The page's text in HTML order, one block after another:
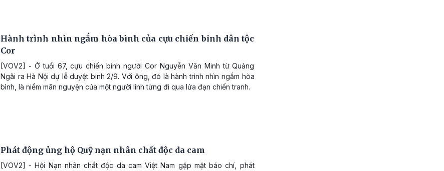
Hành trình nhìn ngắm hòa bình của cựu chiến binh dân tộc
Cor
[VOV2] - Ở tuổi 67, cựu chiến binh người Cor Nguyễn Văn Minh từ Quảng
Ngãi ra Hà Nội dự lễ duyệt binh 2/9. Với ông, đó là hành trình nhìn ngắm hòa
bình, là niềm mãn nguyện của một người lính từng đi qua lửa đạn chiến tranh.
Phát động ủng hộ Quỹ nạn nhân chất độc da cam
[VOV2] - Hội Nạn nhân chất độc da cam Việt Nam gặp mặt báo chí, phát